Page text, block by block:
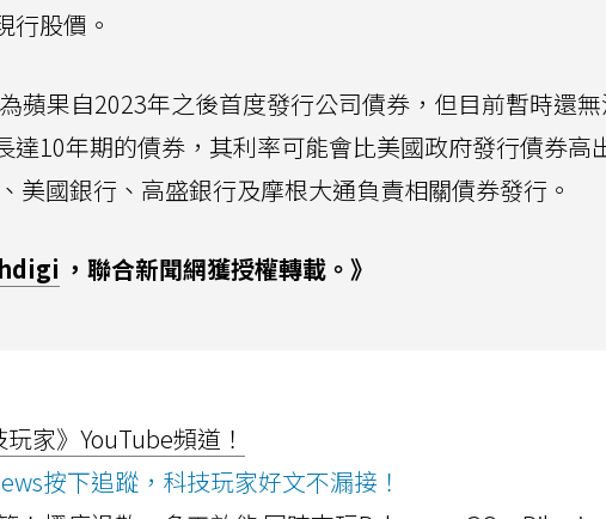
行股價。
為蘋果自2023年之後首度發行公司債券，但目前暫時還
達10年期的債券，其利率可能會比美國政府發行債券高
美國銀行、高盛銀行及摩根大通負責相關債券發行。
，聯合新聞網獲授權轉載。》
家》YouTube頻道！
按下追蹤，科技玩家好文不漏接！